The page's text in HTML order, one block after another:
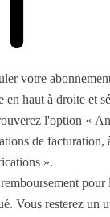
votre
en haut à droite et
l'option «
de facturation,
».
pour
Vous resterez un